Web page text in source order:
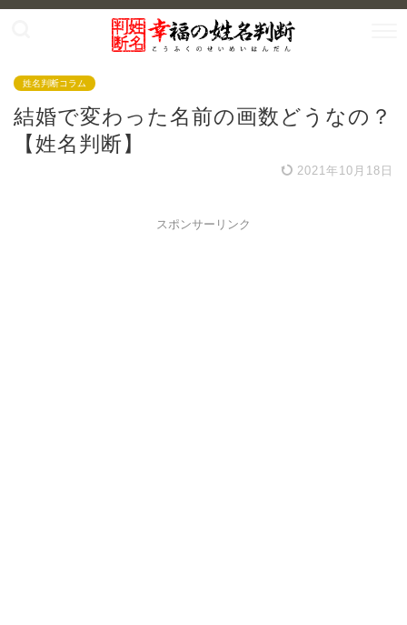
姓名判断コラム
結婚で変わった名前の画数どうなの？
【姓名判断】
2021年10月18日
スポンサーリンク